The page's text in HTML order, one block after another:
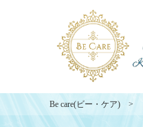
Be care(ビー・ケア)